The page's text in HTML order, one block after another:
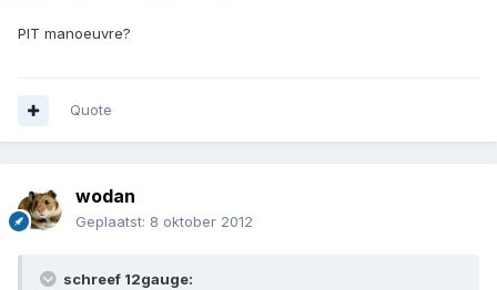
PIT manoeuvre?
Quote
wodan
Geplaatst: 8 oktober 2012
schreef 12gauge: